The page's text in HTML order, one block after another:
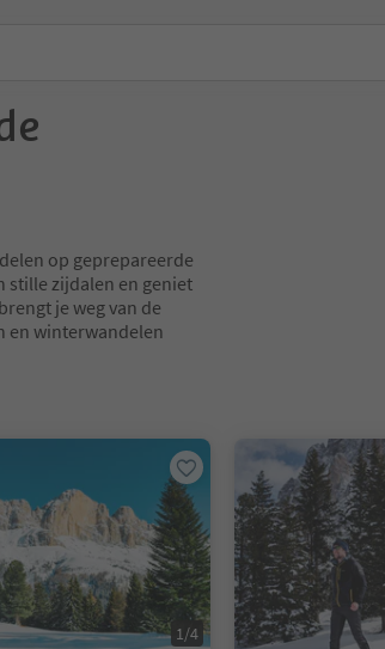
op geprepareerde
stille zijdalen en geniet
je weg van de
en winterwandelen
1/4